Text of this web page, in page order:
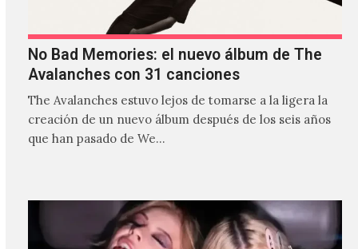
No Bad Memories: el nuevo álbum de The
Avalanches con 31 canciones
The Avalanches estuvo lejos de tomarse a la ligera la
creación de un nuevo álbum después de los seis años
que han pasado de We…